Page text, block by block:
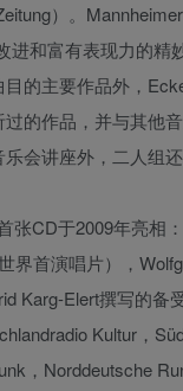
）。
和富有表现力的精
的主要作品外，
的作品，并与其他
会讲座外，二人组
张CD于2009年亮相
界首演唱片），
Karg-Elert撰写的备
Kultur，
，Norddeutsche